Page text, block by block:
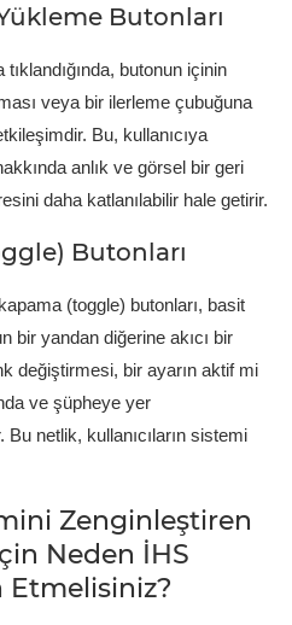
Butonları
butonun içinin
veya bir ilerleme çubuğuna
Bu, kullanıcıya
anlık ve görsel bir geri
daha katlanılabilir hale getirir.
Butonları
(toggle) butonları, basit
bir yandan diğerine akıcı bir
değiştirmesi, bir ayarın aktif mi
ve şüpheye yer
netlik, kullanıcıların sistemi
Zenginleştiren
Neden İHS
Etmelisiniz?